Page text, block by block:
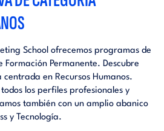
School ofrecemos programas de
Permanente. Descubre
en Recursos Humanos.
los perfiles profesionales y
también con un amplio abanico
y Tecnología.